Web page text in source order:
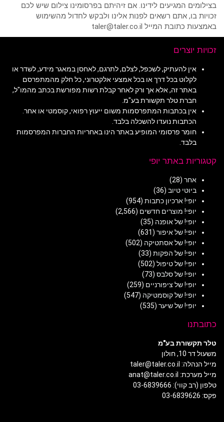
בצילומים המגיעים לידינו. אם זיהיתם בפרסומינו צילום שיש לכם
זכויות בו, אתם רשאים לפנות אלינו ולבקש לחדול מהשימוש
באמצעות כתובת המייל taler@taler.co.il
זכויות יוצרים
אין להעתיק, לשכפל, לצלם, לתרגם, לאחסן במאגר מידע, לשדר או
לקלוט בכל דרך או בכל אמצעי אלקטרוני, כל חלק מהמתפרסם
באתר זה, אלא אך ורק לאחר קבלת רשות מפורשת בכתב מהמו"ל,
חברת טלר תקשורת בע"מ.
אין בכתבות המתפרסמות משום ייעוץ רפואי, קוסמטי או אחר.
הכתבות נועדו להשכלה בלבד.
חומר פרסומי המופיע באתר הינו באחריות החברות המפרסמות
בלבד.
קטגוריות באתר יופי
אחר (28)
ביוטי טיוב (36)
יופי! ארכיון כתבות (954)
יופי! מוצרים חדשים (2,566)
יופי! של אופנה (35)
יופי! של איפור (631)
יופי! של אסתטיקה (502)
יופי! של הפקות (33)
יופי! של טיפול (502)
יופי! של סלבס (73)
יופי! של ציפורניים (259)
יופי! של קוסמטיקה (547)
יופי! של שיער (535)
כתובתנו
טלר תקשורת בע"מ
משעול דר 10, חולון
מייל הנהלה: taler@taler.co.il
מייל מערכת: anat@taler.co.il
טלפון (רב קווי): 03-6839666
פקס: 03-6839626